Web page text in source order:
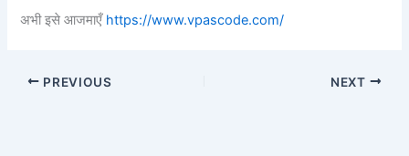
अभी इसे आजमाएँ https://www.vpascode.com/
PREVIOUS NEXT